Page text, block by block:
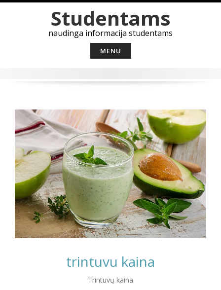
to
content
Studentams
naudinga informacija studentams
MENU
trintuvu kaina
Trintuvų kaina